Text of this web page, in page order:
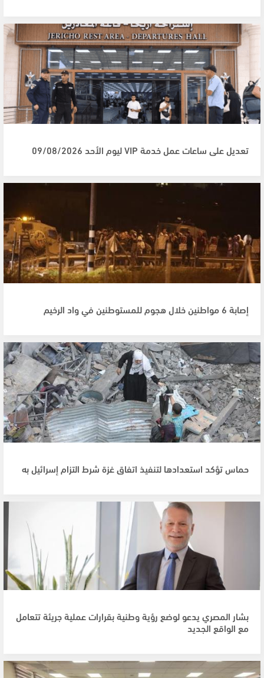
تعديل على ساعات عمل خدمة VIP ليوم الأحد 09/08/2026
إصابة 6 مواطنين خلال هجوم للمستوطنين في واد الرخيم
حماس تؤكد استعدادها لتنفيذ اتفاق غزة شرط التزام إسرائيل به
بشار المصري يدعو لوضع رؤية وطنية بقرارات عملية جريئة تتعامل
مع الواقع الجديد